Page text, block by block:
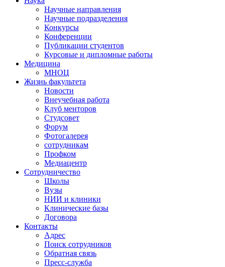
Научные направления
Научные подразделения
Конкурсы
Конференции
Публикации студентов
Курсовые и дипломные работы
Медицина
МНОЦ
Жизнь факультета
Новости
Внеучебная работа
Клуб менторов
Студсовет
Форум
Фотогалерея
сотрудникам
Профком
Медиацентр
Сотрудничество
Школы
Вузы
НИИ и клиники
Клинические базы
Договора
Контакты
Адрес
Поиск сотрудников
Обратная связь
Пресс-служба